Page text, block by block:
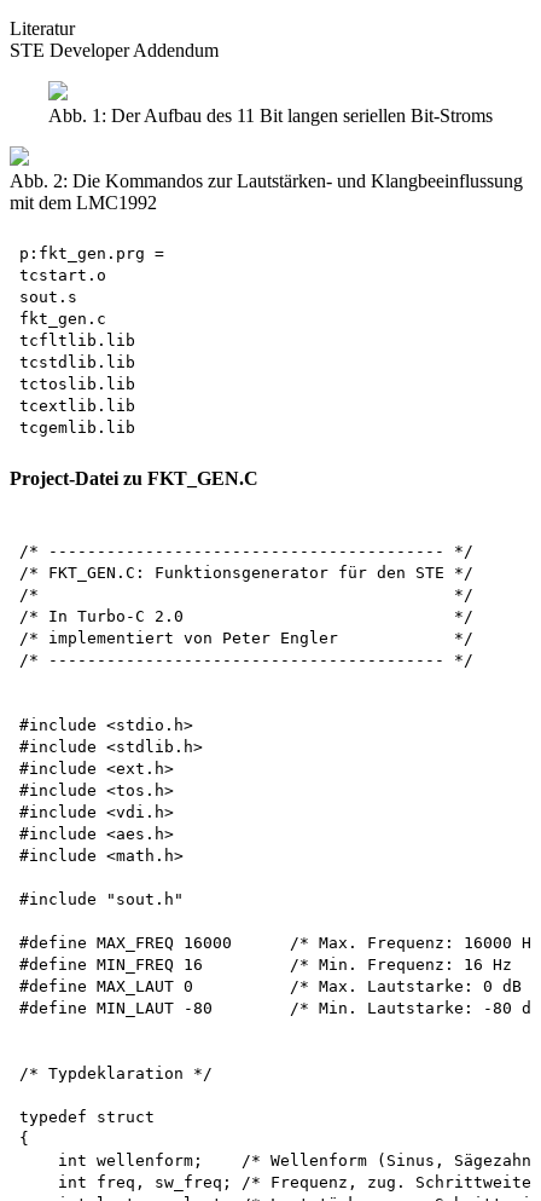
Literatur
STE Developer Addendum
Abb. 1: Der Aufbau des 11 Bit langen seriellen Bit-Stroms
Abb. 2: Die Kommandos zur Lautstärken- und Klangbeeinflussung
mit dem LMC1992
p:fkt_gen.prg =
tcstart.o
sout.s
fkt_gen.c
tcfltlib.lib
tcstdlib.lib
tctoslib.lib
tcextlib.lib
Project-Datei zu FKT_GEN.C